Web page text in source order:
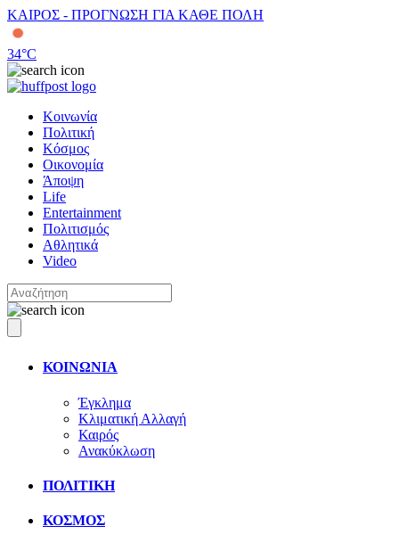
ΚΑΙΡΟΣ - ΠΡΟΓΝΩΣΗ ΓΙΑ ΚΑΘΕ ΠΟΛΗ
34°C
Κοινωνία
Πολιτική
Κόσμος
Οικονομία
Άποψη
Life
Entertainment
Πολιτισμός
Αθλητικά
Video
ΚΟΙΝΩΝΙΑ
Έγκλημα
Κλιματική Αλλαγή
Καιρός
Ανακύκλωση
ΠΟΛΙΤΙΚΗ
ΚΟΣΜΟΣ